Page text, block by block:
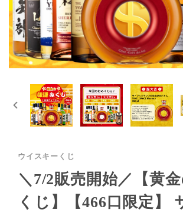
ウイスキーくじ
＼7/2販売開始／【黄
くじ】【466口限定】